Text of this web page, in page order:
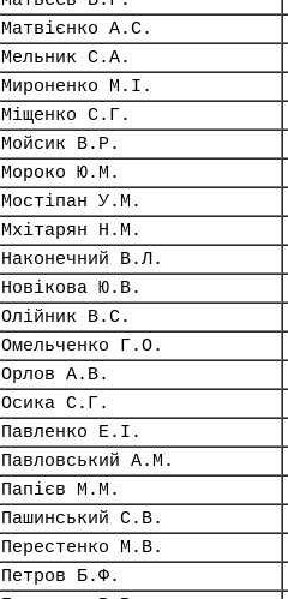
Матвієнко А.С.
Мельник С.А.
Мироненко М.І.
Міщенко С.Г.
Мойсик В.Р.
Мороко Ю.М.
Мостіпан У.М.
Мхітарян Н.М.
Наконечний В.Л.
Новікова Ю.В.
Олійник В.С.
Омельченко Г.О.
Орлов А.В.
Осика С.Г.
Павленко Е.І.
Павловський А.М.
Папієв М.М.
Пашинський С.В.
Перестенко М.В.
Петров Б.Ф.